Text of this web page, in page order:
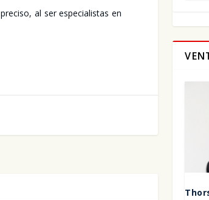
al ser espe­cia­lis­tas en